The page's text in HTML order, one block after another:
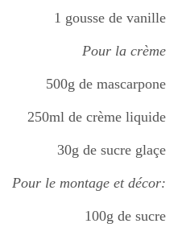
1 gousse de vanille
Pour la crème
500g de mascarpone
250ml de crème liquide
30g de sucre glaçe
Pour le montage et décor:
100g de sucre